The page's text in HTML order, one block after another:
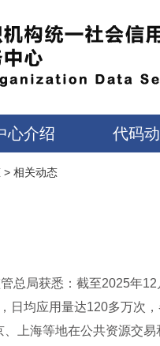
心介绍 代码
> 相关动态
总局获悉：截至2025年
日均应用量达120多万次
上海等地在公共资源交